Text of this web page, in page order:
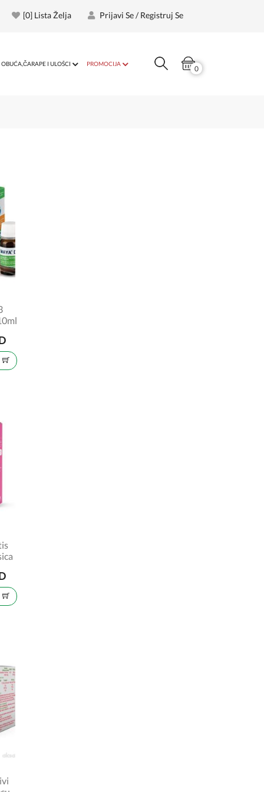
[0] Lista Želja Prijavi Se / Registruj Se
OBUĆA,ČARAPE I ULOŠCI PROMOCIJA
0